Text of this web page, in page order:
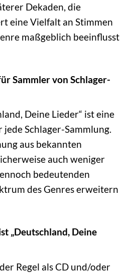
Dekaden, die
eine Vielfalt an Stimmen
maßgeblich beeinflusst
Sammler von Schlager-
Deine Lieder“ ist eine
Schlager-Sammlung.
aus bekannten
auch weniger
bedeutenden
des Genres erweitern
„Deutschland, Deine
Regel als CD und/oder